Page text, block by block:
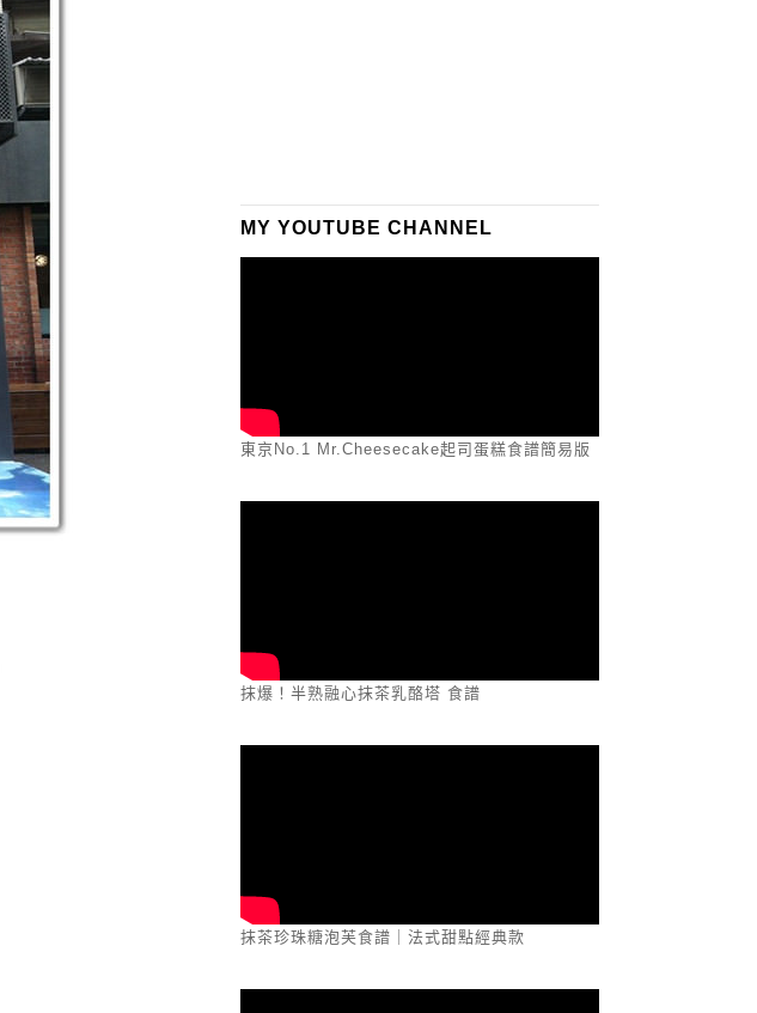
MY YOUTUBE CHANNEL
東京No.1 Mr.Cheesecake起司蛋糕食譜簡易版
抹爆！半熟融心抹茶乳酪塔 食譜
抹茶珍珠糖泡芙食譜｜法式甜點經典款